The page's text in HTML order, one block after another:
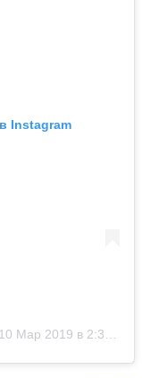
Instagram
10 Мар 2019 в 2:37 PDT